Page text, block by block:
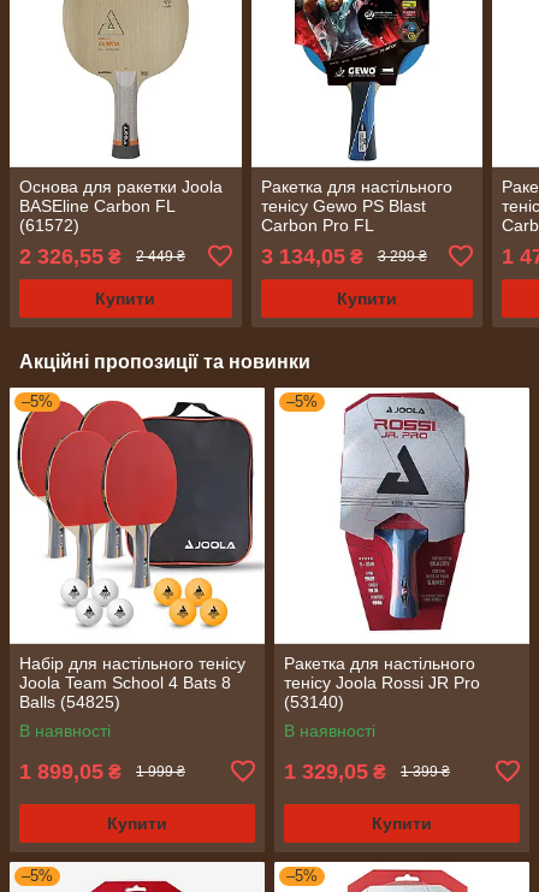
Основа для ракетки Joola
BASEline Carbon FL
(61572)
2 326,55 ₴ 2 449 ₴
Купити
Ракетка для настільного
тенісу Gewo PS Blast
Carbon Pro FL
3 134,05₴ 3 299 ₴
Купити
1
Акційні пропозиції та новинки
–5%
Набір для настільного тенісу
Joola Team School 4 Bats 8
Balls (54825)
В наявності
1 899,05 ₴ 1 999 ₴
Купити
–5%
Ракетка для настільного
тенісу Joola Rossi JR Pro
(53140)
В наявності
1 329,05 ₴ 1 399 ₴
Купити
–5% –5%